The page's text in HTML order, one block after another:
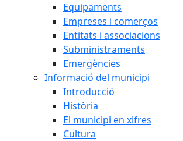
Equipaments
Empreses i comerços
Entitats i associacions
Subministraments
Emergències
Informació del municipi
Introducció
Història
El municipi en xifres
Cultura